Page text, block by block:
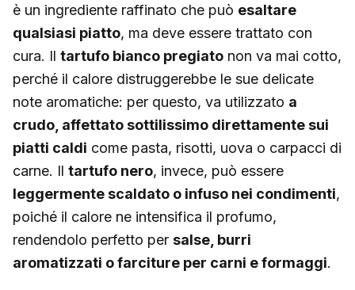
è un ingrediente raffinato che può esaltare
qualsiasi piatto, ma deve essere trattato con
cura. Il tartufo bianco pregiato non va mai cotto,
perché il calore distruggerebbe le sue delicate
note aromatiche: per questo, va utilizzato a
crudo, affettato sottilissimo direttamente sui
piatti caldi come pasta, risotti, uova o carpacci di
carne. Il tartufo nero, invece, può essere
leggermente scaldato o infuso nei condimenti,
poiché il calore ne intensifica il profumo,
rendendolo perfetto per salse, burri
aromatizzati o farciture per carni e formaggi.